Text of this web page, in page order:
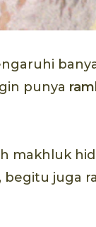
punya
makhluk
begitu juga